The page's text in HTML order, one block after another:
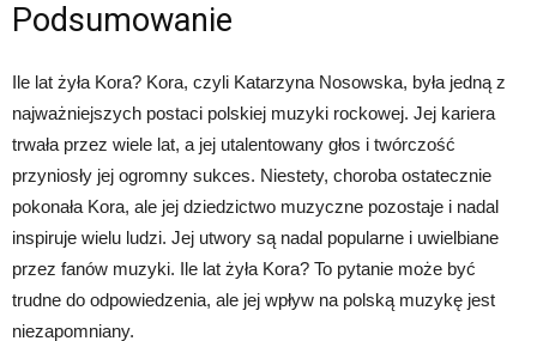
Podsumowanie
Ile lat żyła Kora? Kora, czyli Katarzyna Nosowska, była jedną z
najważniejszych postaci polskiej muzyki rockowej. Jej kariera
trwała przez wiele lat, a jej utalentowany głos i twórczość
przyniosły jej ogromny sukces. Niestety, choroba ostatecznie
pokonała Kora, ale jej dziedzictwo muzyczne pozostaje i nadal
inspiruje wielu ludzi. Jej utwory są nadal popularne i uwielbiane
przez fanów muzyki. Ile lat żyła Kora? To pytanie może być
trudne do odpowiedzenia, ale jej wpływ na polską muzykę jest
niezapomniany.